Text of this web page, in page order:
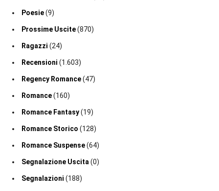
Poesie(9)
Prossime Uscite(870)
Ragazzi (24)
Recensioni (1.603)
Regency Romance(47)
Romance(160)
Romance Fantasy(19)
Romance Storico (128)
Romance Suspense(64)
Segnalazione Uscita (0)
Segnalazioni (188)